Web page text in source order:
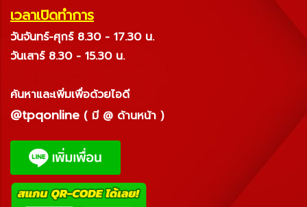
เวลาเปิดทำการ
วันจันทร์-ศุกร์ 8.30 - 17.30 น.
วันเสาร์ 8.30 - 15.30 น.
ค้นหาและเพิ่มเพื่อด้วยไอดี
@tpqonline ( มี @ ด้านหน้า )